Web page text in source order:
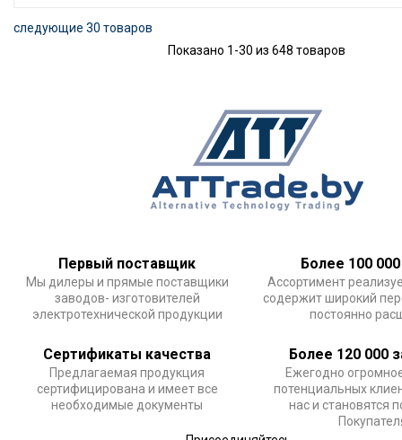
следующие 30 товаров
Показано 1-30 из 648 товаров
Первый поставщик
Мы дилеры и прямые поставщики
заводов- изготовителей
электротехнической продукции
Более 100
Ассортимент
содержит широкий
постоянно
Сертификаты качества
Предлагаемая продукция
сертифицирована и имеет все
необходимые документы
Более 120 000
Ежегодно
потенциальных
нас и становятся